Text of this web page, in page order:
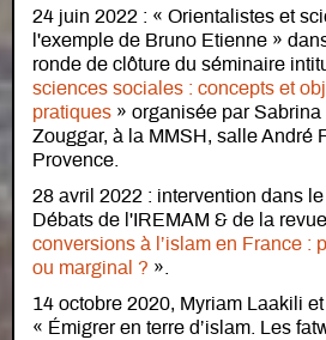
24 juin 2022 : « Orientalistes et
l'exemple de Bruno Etienne »
ronde de clôture du séminaire
sciences sociales : concepts et
pratiques » organisée par
Zouggar, à la MMSH, salle André
Provence.
28 avril 2022 : intervention dans
Débats de l'IREMAM & de la revue
conversions à l’islam en France :
ou marginal ? ».
14 octobre 2020, Myriam Laakili
« Émigrer en terre d’islam. Les